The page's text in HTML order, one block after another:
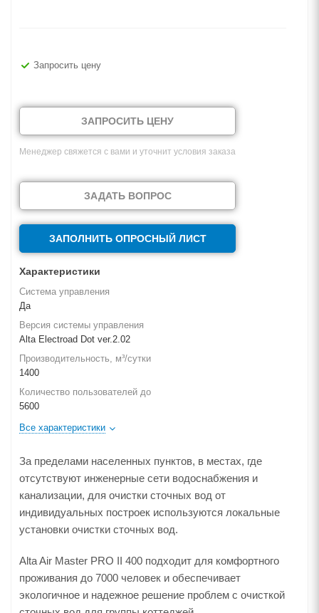
Запросить цену
ЗАПРОСИТЬ ЦЕНУ
Менеджер свяжется с вами и уточнит условия заказа
ЗАДАТЬ ВОПРОС
ЗАПОЛНИТЬ ОПРОСНЫЙ ЛИСТ
Характеристики
Система управления
Да
Версия системы управления
Alta Electroad Dot ver.2.02
Производительность, м³/сутки
1400
Количество пользователей до
5600
Все характеристики
За пределами населенных пунктов, в местах, где
отсутствуют инженерные сети водоснабжения и
канализации, для очистки сточных вод от
индивидуальных построек используются локальные
установки очистки сточных вод.
Alta Air Master PRO II 400 подходит для комфортного
проживания до 7000 человек и обеспечивает
экологичное и надежное решение проблем с очисткой